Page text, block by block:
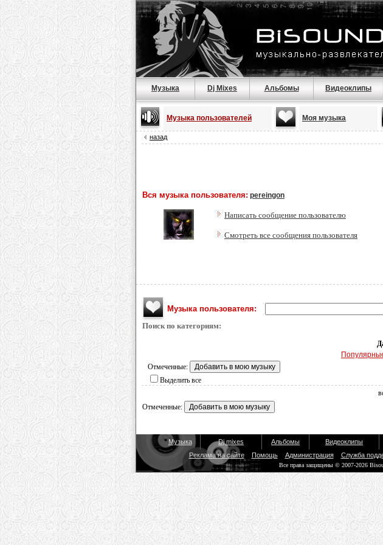
Музыка Dj Mixes Альбомы Видеоклипы
Музыка пользователей Моя музыка
назад
Вся музыка пользователя: pereingon
Написать сообщение пользователю
Смотреть все сообщения пользователя
Музыка пользователя:
Поиск по категориям:
Отмеченные:
Выделить все
Отмеченные:
Музыка Dj mixes Альбомы Видеоклипы
Реклама на сайте
Помощь Администрация Служба
Все права защищены © 2007-2026